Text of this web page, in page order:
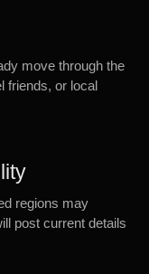
move through the
friends, or local
regions may
post current details